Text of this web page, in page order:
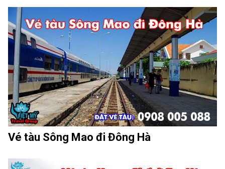
Vé tàu Sông Mao đi Đông Hà